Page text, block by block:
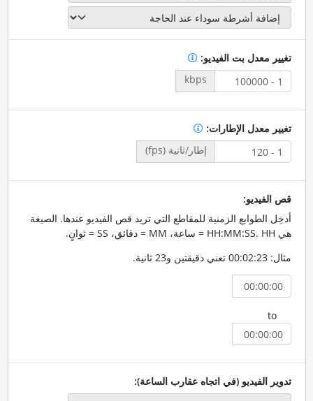
تغيير معدل بت الفيديو:
kbps
تغيير معدل الإطارات:
إطار/ثانية (fps)
قص الفيديو:
أدخِل الطوابع الزمنية للمقاطع التي تريد قص الفيديو عندها. الصيغة
هي HH:MM:SS. HH = ساعة، MM = دقائق، SS = ثوانٍ.
مثال: 00:02:23 تعني دقيقتين و23 ثانية.
to
تدوير الفيديو (في اتجاه عقارب الساعة):